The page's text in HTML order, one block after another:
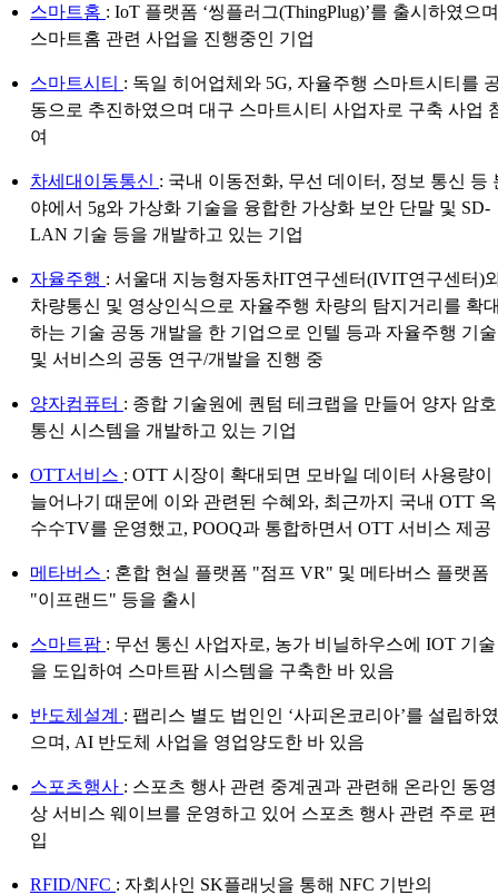
스마트홈 : IoT 플랫폼 ‘씽플러그(ThingPlug)’를 출시하였으
스마트홈 관련 사업을 진행중인 기업
스마트시티 : 독일 히어업체와 5G, 자율주행 스마트시티를
동으로 추진하였으며 대구 스마트시티 사업자로 구축 사업
여
차세대이동통신 : 국내 이동전화, 무선 데이터, 정보 통신 등
야에서 5g와 가상화 기술을 융합한 가상화 보안 단말 및 SD-
LAN 기술 등을 개발하고 있는 기업
자율주행 : 서울대 지능형자동차IT연구센터(IVIT연구센터)
차량통신 및 영상인식으로 자율주행 차량의 탐지거리를 확
하는 기술 공동 개발을 한 기업으로 인텔 등과 자율주행 기술
및 서비스의 공동 연구/개발을 진행 중
양자컴퓨터 : 종합 기술원에 퀀텀 테크랩을 만들어 양자 암호
통신 시스템을 개발하고 있는 기업
OTT서비스 : OTT 시장이 확대되면 모바일 데이터 사용량이
늘어나기 때문에 이와 관련된 수혜와, 최근까지 국내 OTT 옥
수수TV를 운영했고, POOQ과 통합하면서 OTT 서비스 제공
메타버스 : 혼합 현실 플랫폼 "점프 VR" 및 메타버스 플랫폼
"이프랜드" 등을 출시
스마트팜 : 무선 통신 사업자로, 농가 비닐하우스에 IOT 기술
을 도입하여 스마트팜 시스템을 구축한 바 있음
반도체설계 : 팹리스 별도 법인인 ‘사피온코리아’를 설립하였
으며, AI 반도체 사업을 영업양도한 바 있음
스포츠행사 : 스포츠 행사 관련 중계권과 관련해 온라인 동영
상 서비스 웨이브를 운영하고 있어 스포츠 행사 관련 주로 편
입
RFID/NFC : 자회사인 SK플래닛을 통해 NFC 기반의